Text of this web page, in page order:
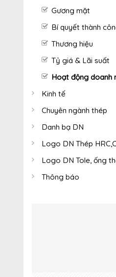
Gương mặt
Bí quyết thành
Thương hiệu
Tỷ giá & Lãi suất
Hoạt động doanh
Kinh tế
Chuyên ngành thép
Danh bạ DN
Logo DN Thép
Logo DN Tole, ống
Thông báo